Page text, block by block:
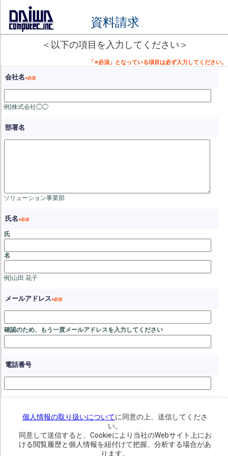
資料請求
＜以下の項目を入力してください＞
会社名
例)株式会社◯◯
部署名
ソリューション事業部
氏名
氏
名
例)山田 花子
メールアドレス
電話番号
個人情報の取り扱いについてに同意の上、送信してくださ
い。
同意して送信すると、Cookieにより当社のWebサイト上にお
ける閲覧履歴と個人情報を紐付けて把握、分析する場合があ
ります。